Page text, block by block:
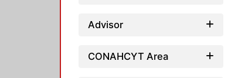
Advisor
CONAHCYT Area